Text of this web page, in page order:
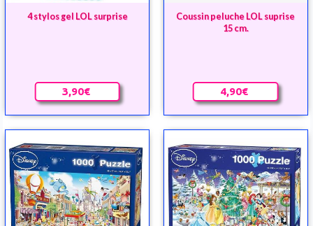
4 stylos gel LOL surprise
3,90€
Coussin peluche LOL suprise
15 cm.
4,90€